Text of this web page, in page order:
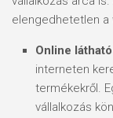
elengedhetetlen
Online
interneten
termékekről.
vállalkozás